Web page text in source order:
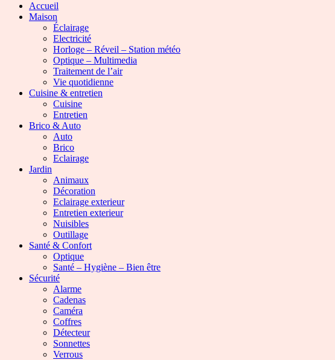
Accueil
Maison
Éclairage
Electricité
Horloge – Réveil – Station météo
Optique – Multimedia
Traitement de l’air
Vie quotidienne
Cuisine & entretien
Cuisine
Entretien
Brico & Auto
Auto
Brico
Eclairage
Jardin
Animaux
Décoration
Eclairage exterieur
Entretien exterieur
Nuisibles
Outillage
Santé & Confort
Optique
Santé – Hygiène – Bien être
Sécurité
Alarme
Cadenas
Caméra
Coffres
Détecteur
Sonnettes
Verrous